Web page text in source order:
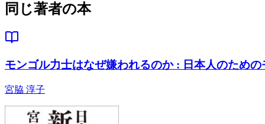
同じ著者の本
モンゴル力士はなぜ嫌われるのか : 日本人のための
宮脇 淳子